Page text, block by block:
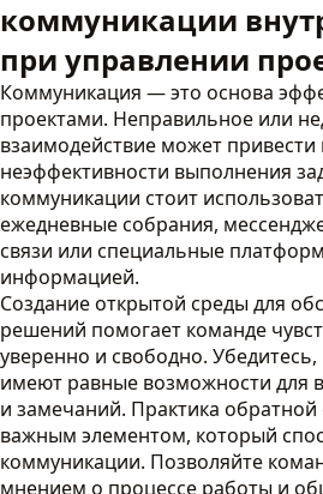
коммуникации
при управлении
Коммуникация — это основа
проектами. Неправильное или
взаимодействие может
неэффективности выполнения
коммуникации стоит
ежедневные собрания,
связи или специальные
информацией.
Создание открытой среды для
решений помогает команде
уверенно и свободно. Убедитесь,
имеют равные возможности для
и замечаний. Практика обратной
важным элементом, который
коммуникации. Позволяйте
мнением о процессе работы и